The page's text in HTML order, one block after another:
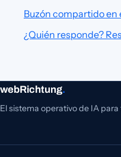
Buzón compartido en
¿Quién responde?
webRichtung.
El sistema operativo de IA